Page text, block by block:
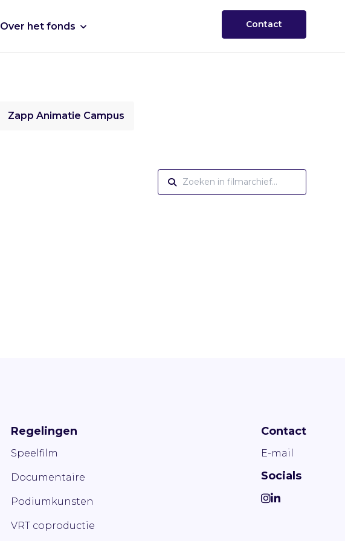
Over het fonds Contact
Zapp Animatie Campus
Regelingen
Speelfilm
Documentaire
Podiumkunsten
VRT coproductie
Contact
E-mail
Socials